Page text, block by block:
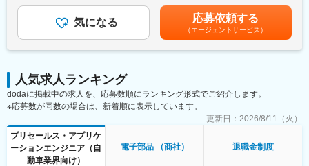
案に携わることができます。
・協業する複数社のツールの理解、また有益だと思われる新規ツ
ールの発掘活動をすることができます。
■働き方：
会社としてテレワークを推進しておりますので、毎日の出社では
なく、業務内容を見据えながらの出社とテレワークを利用いただ
くことになる予定です。(週に約2回の出社頻度)
変更の範囲：会社の定める業務。出向時においては出向先より指
示される業務を含みます。
◇組込みソフトウェア営業
・顧客提案資料作成・顧客との折衝（課題・要望を把握し、課題
締結
■担当ドメイン：
※ご担当頂くドメインは面談にてご希望を伺い最終決定します
・自動運転（AI領域、非AI領域）、MaaS
・コネクティッド／OTA
訳：基本給＋そのほか手当■その他手当：「福利厚生その他」欄参
照■昇給：年1回（4月）■賞与：年2回（7月・12月）※約8か月
（直近数年の実績を踏まえた想定支給月数）賃金はあくまでも目
安の金額であり、選考を通じて上下する可能性があります。月給
気になる 応募依頼する
（エージェントサービス）
人気求人ランキング
dodaに掲載中の求人を、応募数順にランキング形式でご紹介します。
※応募数が同数の場合は、新着順に表示しています。
更新日： 2026/8/11（火）
プリセールス・アプリケ
ーションエンジニア（自
動車業界向け）
電子部品 （商社） 退職金制度